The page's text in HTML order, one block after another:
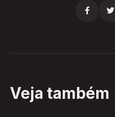
 
Veja também